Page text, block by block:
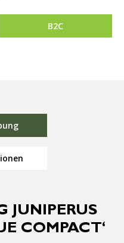
B2C
JUNIPERUS
COMPACT‘